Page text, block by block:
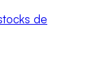
de